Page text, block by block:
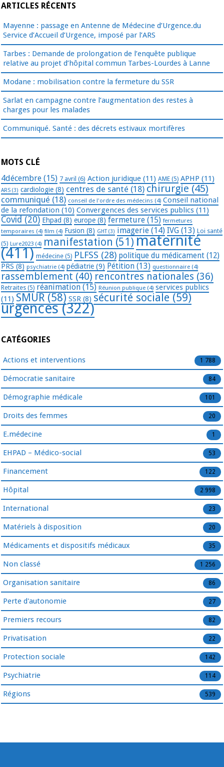
ARTICLES RÉCENTS
Mayenne : passage en Antenne de Médecine d’Urgence.du
Service d’Accueil d’Urgence, imposé par l’ARS
Tarbes : Demande de prolongation de l’enquête publique
relative au projet d’hôpital commun Tarbes-Lourdes à Lanne
Modane : mobilisation contre la fermeture du SSR
Sarlat en campagne contre l’augmentation des restes à
charges pour les malades
Communiqué. Santé : des décrets estivaux mortifères
MOTS CLÉ
4décembre (15) 7 avril (6) Action juridique (11) AME (5) APHP (11)
ARS (3) cardiologie (8) centres de santé (18) chirurgie (45)
communiqué (18) conseil de l'ordre des médecins (4) Conseil national
de la refondation (10) Convergences des services publics (11)
Covid (20) Ehpad (8) europe (8) fermeture (15) fermetures
temporaires (4) film (4) Fusion (8) GHT(3) imagerie (14) IVG (13) Loi santé
(5) Lure2023 (4) manifestation (51) maternité
(411) médecine (5) PLFSS (28) politique du médicament (12)
PRS (8) psychiatrie (4) pédiatrie (9) Pétition (13) questionnaire (4)
rassemblement (40) rencontres nationales (36)
Retraites (5) réanimation (15) Réunion publique (4) services publics
(11) SMUR (58) SSR (8) sécurité sociale (59)
urgences(322)
CATÉGORIES
Actions et interventions 1 788
Démocratie sanitaire 84
Démographie médicale 101
Droits des femmes 20
E.médecine 1
EHPAD – Médico-social 53
Financement 122
Hôpital 2 998
International 23
Matériels à disposition 20
Médicaments et dispositifs médicaux 35
Non classé 1 256
Organisation sanitaire 86
Perte d'autonomie 27
Premiers recours 82
Privatisation 22
Protection sociale 142
Psychiatrie 114
Régions 539